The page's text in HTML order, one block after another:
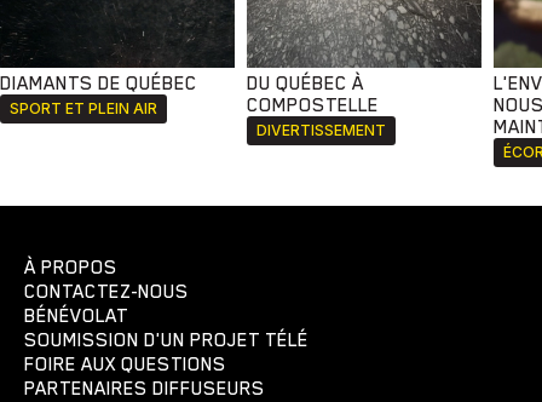
DIAMANTS DE QUÉBEC
SPORT ET PLEIN AIR
DU QUÉBEC À
COMPOSTELLE
DIVERTISSEMENT
À PROPOS
CONTACTEZ-NOUS
BÉNÉVOLAT
SOUMISSION D'UN PROJET TÉLÉ
FOIRE AUX QUESTIONS
PARTENAIRES DIFFUSEURS